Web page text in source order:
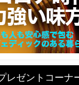
レゼントコーナ